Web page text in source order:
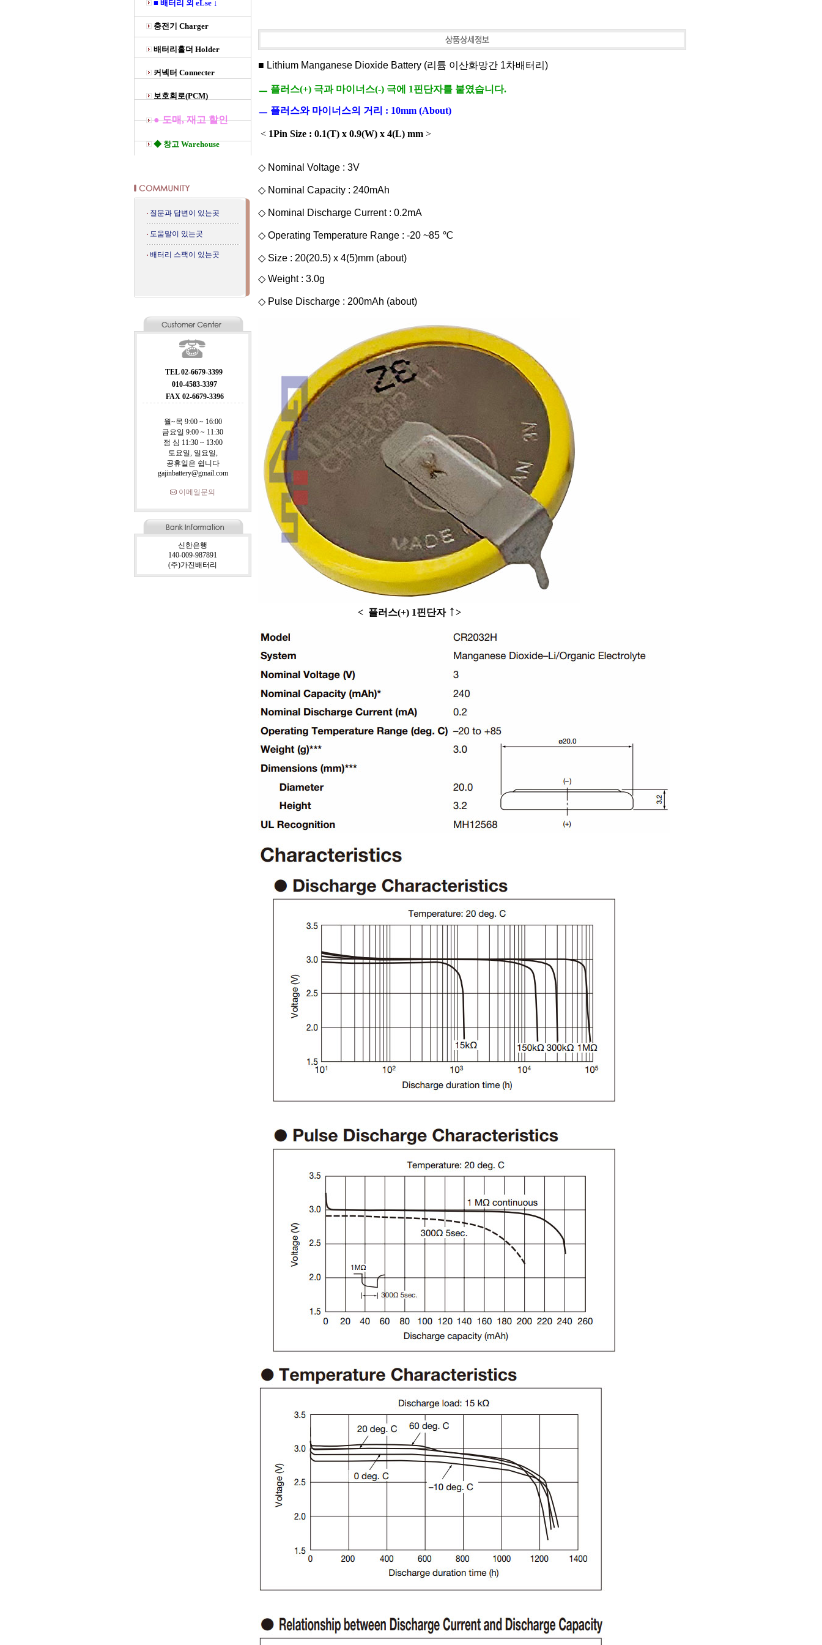
■ 배터리 외 eLse ↓
충전기 Charger
배터리홀더 Holder
커넥터 Connecter
보호회로(PCM)
● 도매, 재고 할인
◆ 창고 Warehouse
질문과 답변이 있는곳
도움말이 있는곳
배터리 스팩이 있는곳
TEL 02-6679-3399
010-4583-3397
FAX 02-6679-3396
월~목 9:00 ~ 16:00
금요일 9:00 ~ 11:30
점 심 11:30 ~ 13:00
토요일, 일요일,
공휴일은 쉽니다
gajinbattery@gmail.com
이메일문의
신한은행
140-009-987891
(주)가진배터리
■ Lithium Manganese Dioxide Battery (리튬 이산화망간 1차배터리)
ㅡ 플러스(+) 극과 마이너스(-) 극에 1핀단자를 붙였습니다.
ㅡ 플러스와 마이너스의 거리 : 10mm (About)
< 1Pin Size : 0.1(T) x 0.9(W) x 4(L) mm >
◇ Nominal Voltage : 3V
◇ Nominal Capacity : 240mAh
◇ Nominal Discharge Current : 0.2mA
◇ Operating Temperature Range : -20 ~85 ℃
◇ Size : 20(20.5) x 4(5)mm (about)
◇ Weight : 3.0g
◇ Pulse Discharge : 200mAh (about)
< 플러스(+) 1핀단자 ↑>